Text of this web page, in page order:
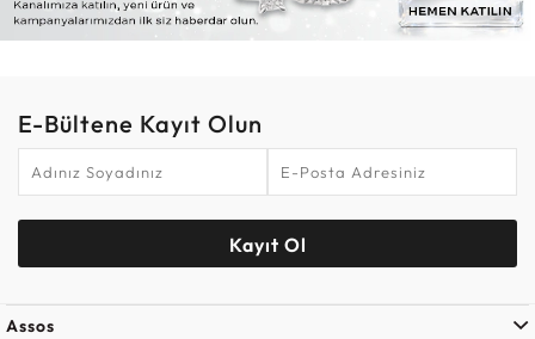
E-Bültene Kayıt Olun
Kayıt Ol
Assos